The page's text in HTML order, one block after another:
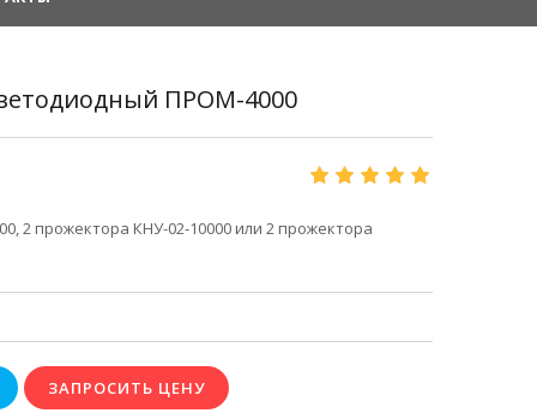
ПРОМ-4000
2 прожектора КНУ-02-10000 или 2 прожектора